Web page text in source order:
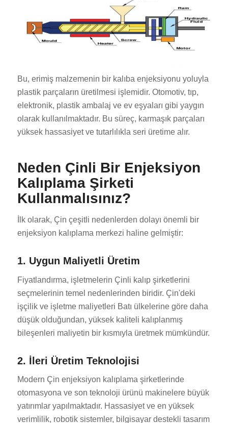
Bu, erimiş malzemenin bir kalıba enjeksiyonu yoluyla
plastik parçaların üretilmesi işlemidir. Otomotiv, tıp,
elektronik, plastik ambalaj ve ev eşyaları gibi yaygın
olarak kullanılmaktadır. Bu süreç, karmaşık parçaları
yüksek hassasiyet ve tutarlılıkla seri üretime alır.
Neden Çinli Bir Enjeksiyon
Kalıplama Şirketi
Kullanmalısınız?
İlk olarak, Çin çeşitli nedenlerden dolayı önemli bir
enjeksiyon kalıplama merkezi haline gelmiştir:
1. Uygun Maliyetli Üretim
Fiyatlandırma, işletmelerin Çinli kalıp şirketlerini
seçmelerinin temel nedenlerinden biridir. Çin'deki
işçilik ve işletme maliyetleri Batı ülkelerine göre daha
düşük olduğundan, yüksek kaliteli kalıplanmış
bileşenleri maliyetin bir kısmıyla üretmek mümkündür.
2. İleri Üretim Teknolojisi
Modern Çin enjeksiyon kalıplama şirketlerinde
otomasyona ve son teknoloji ürünü makinelere büyük
yatırımlar yapılmaktadır. Hassasiyet ve en yüksek
verimlilik, robotik sistemler, bilgisayar destekli tasarım